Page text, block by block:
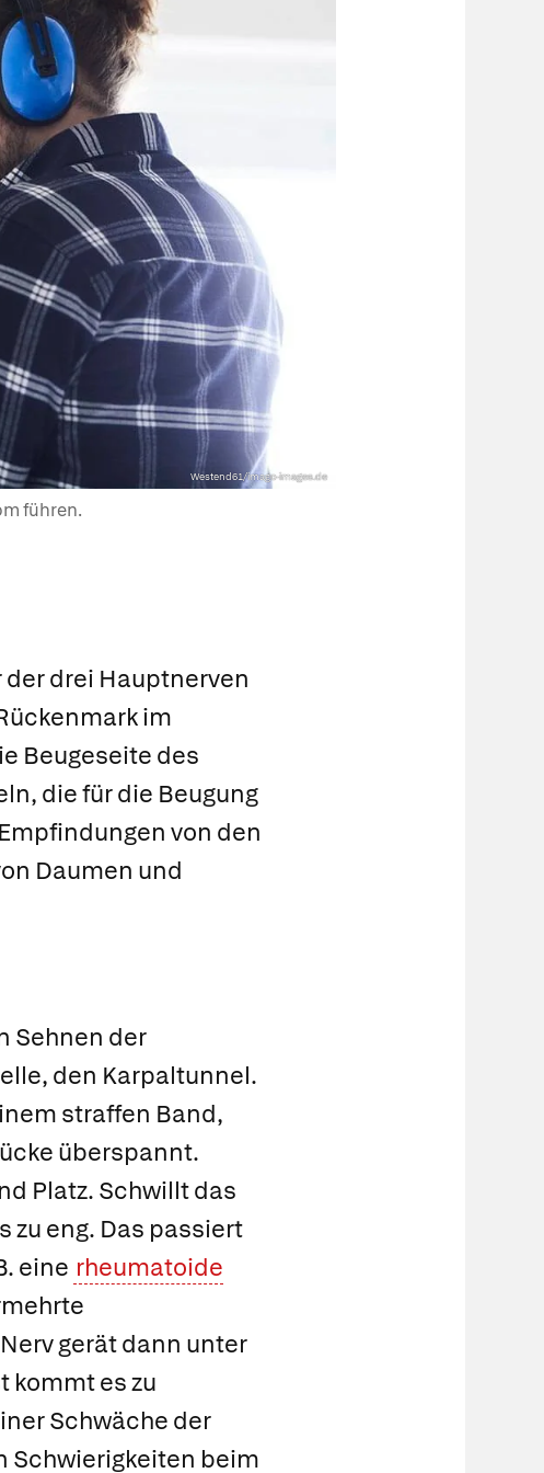
Westend61/imago-images.de
führen.
drei Hauptnerven
im
Beugeseite des
die für die Beugung
von den
Daumen und
Sehnen der
den Karpaltunnel.
straffen Band,
überspannt.
Platz. Schwillt das
zu eng. Das passiert
eine rheumatoide
gerät dann unter
kommt es zu
Schwäche der
Schwierigkeiten beim